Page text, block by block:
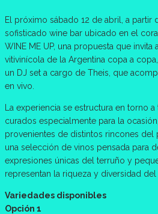
El próximo sábado 12 de abril, a partir
sofisticado wine bar ubicado en el
WINE ME UP, una propuesta que
vitivinícola de la Argentina copa a
un DJ set a cargo de Theis, que
en vivo.
La experiencia se estructura en torno
curados especialmente para la
provenientes de distintos rincones del
una selección de vinos pensada para
expresiones únicas del terruño y
representan la riqueza y diversidad del
Variedades disponibles
Opción 1